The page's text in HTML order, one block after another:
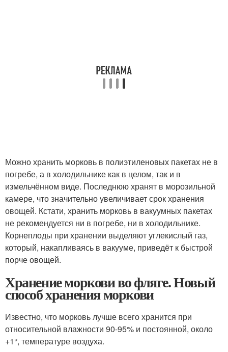
Можно хранить морковь в полиэтиленовых пакетах не в
погребе, а в холодильнике как в целом, так и в
измельчённом виде. Последнюю хранят в морозильной
камере, что значительно увеличивает срок хранения
овощей. Кстати, хранить морковь в вакуумных пакетах
не рекомендуется ни в погребе, ни в холодильнике.
Корнеплоды при хранении выделяют углекислый газ,
который, накапливаясь в вакууме, приведёт к быстрой
порче овощей.
Хранение моркови во фляге. Новый
способ хранения моркови
Известно, что морковь лучше всего хранится при
относительной влажности 90-95% и постоянной, около
+1°, температуре воздуха.